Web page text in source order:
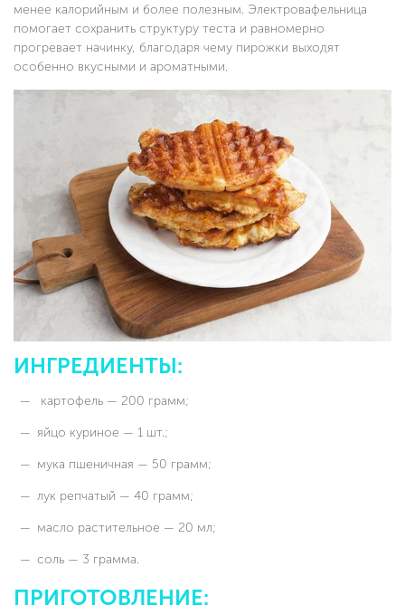
менее калорийным и более полезным. Электровафельница
помогает сохранить структуру теста и равномерно
прогревает начинку, благодаря чему пирожки выходят
особенно вкусными и ароматными.
ИНГРЕДИЕНТЫ:
картофель — 200 грамм;
яйцо куриное — 1 шт.;
мука пшеничная — 50 грамм;
лук репчатый — 40 грамм;
масло растительное — 20 мл;
соль — 3 грамма.
ПРИГОТОВЛЕНИЕ: